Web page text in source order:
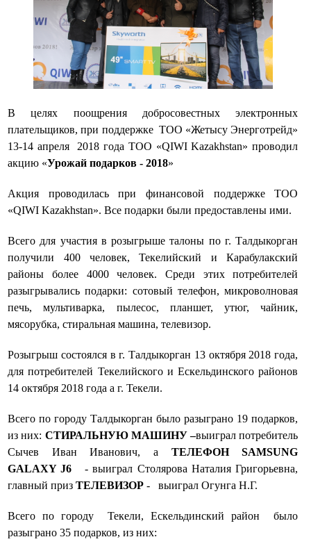
В целях поощрения добросовестных электронных
плательщиков, при поддержке ТОО «Жетысу Энерготрейд»
13-14 апреля 2018 года ТОО «QIWI Kazakhstan» проводил
акцию «Урожай подарков - 2018»
Акция проводилась при финансовой поддержке ТОО
«QIWI Kazakhstan». Все подарки были предоставлены ими.
Всего для участия в розыгрыше талоны по г. Талдыкорган
получили 400 человек, Текелийский и Карабулакский
районы более 4000 человек. Среди этих потребителей
разыгрывались подарки: сотовый телефон, микроволновая
печь, мультиварка, пылесос, планшет, утюг, чайник,
мясорубка, стиральная машина, телевизор.
Розыгрыш состоялся в г. Талдыкорган 13 октября 2018 года,
для потребителей Текелийского и Ескельдинского районов
14 октября 2018 года а г. Текели.
Всего по городу Талдыкорган было разыграно 19 подарков,
из них: СТИРАЛЬНУЮ МАШИНУ–выиграл потребитель
Сычев Иван Иванович, а ТЕЛЕФОН SAMSUNG
GALAXY J6 - выиграл Столярова Наталия Григорьевна,
главный призТЕЛЕВИЗОР - выиграл Огунга Н.Г.
Всего по городу Текели, Ескельдинский район было
разыграно 35 подарков, из них: